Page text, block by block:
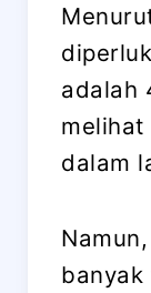
adalah
dalam
banyak